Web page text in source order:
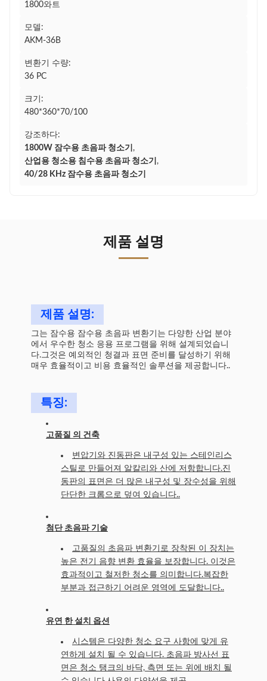
1800와트
모델:
AKM-36B
변환기 수량:
36 PC
크기:
480*360*70/100
강조하다:
1800W 잠수용 초음파 청소기 ,
산업용 청소용 침수용 초음파 청소기 ,
40/28 KHz 잠수용 초음파 청소기
제품 설명
제품 설명:
그는 잠수용 잠수용 초음파 변환기는 다양한 산업 분야
에서 우수한 청소 응용 프로그램을 위해 설계되었습니
다.그것은 예외적인 청결과 표면 준비를 달성하기 위해
매우 효율적이고 비용 효율적인 솔루션을 제공합니다..
특징:
고품질 의 건축
변압기와 진동판은 내구성 있는 스테인리스
스틸로 만들어져 알칼리와 산에 저항합니다.진
동판의 표면은 더 많은 내구성 및 장수성을 위해
단단한 크롬으로 덮여 있습니다..
첨단 초음파 기술
고품질의 초음파 변환기로 장착된 이 장치는
높은 전기 음향 변환 효율을 보장합니다. 이것은
효과적이고 철저한 청소를 의미합니다.복잡한
부분과 접근하기 어려운 영역에 도달합니다..
유연 한 설치 옵션
시스템은 다양한 청소 요구 사항에 맞게 유
연하게 설치 될 수 있습니다. 초음파 방사선 표
면은 청소 탱크의 바닥, 측면 또는 위에 배치 될